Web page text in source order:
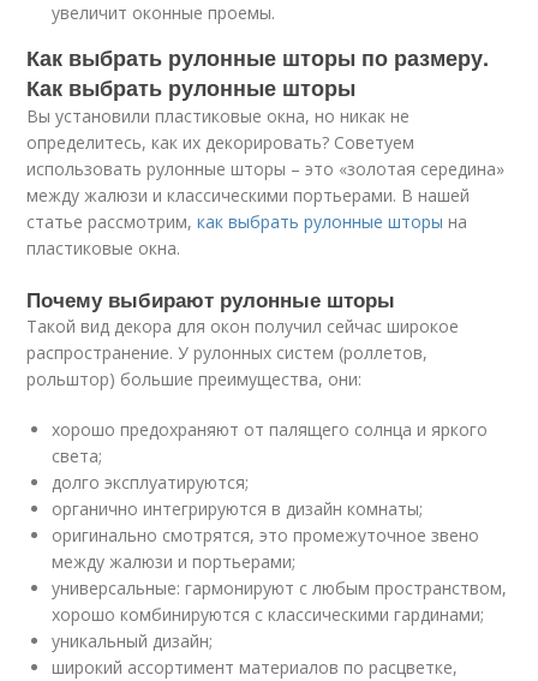
увеличит оконные проемы.
Как выбрать рулонные шторы по размеру.
Как выбрать рулонные шторы
Вы установили пластиковые окна, но никак не
определитесь, как их декорировать? Советуем
использовать рулонные шторы – это «золотая середина»
между жалюзи и классическими портьерами. В нашей
статье рассмотрим,как выбрать рулонные шторы на
пластиковые окна.
Почему выбирают рулонные шторы
Такой вид декора для окон получил сейчас широкое
распространение. У рулонных систем (роллетов,
рольштор) большие преимущества, они:
хорошо предохраняют от палящего солнца и яркого
света;
долго эксплуатируются;
органично интегрируются в дизайн комнаты;
оригинально смотрятся, это промежуточное звено
между жалюзи и портьерами;
универсальные: гармонируют с любым пространством,
хорошо комбинируются с классическими гардинами;
уникальный дизайн;
широкий ассортимент материалов по расцветке,